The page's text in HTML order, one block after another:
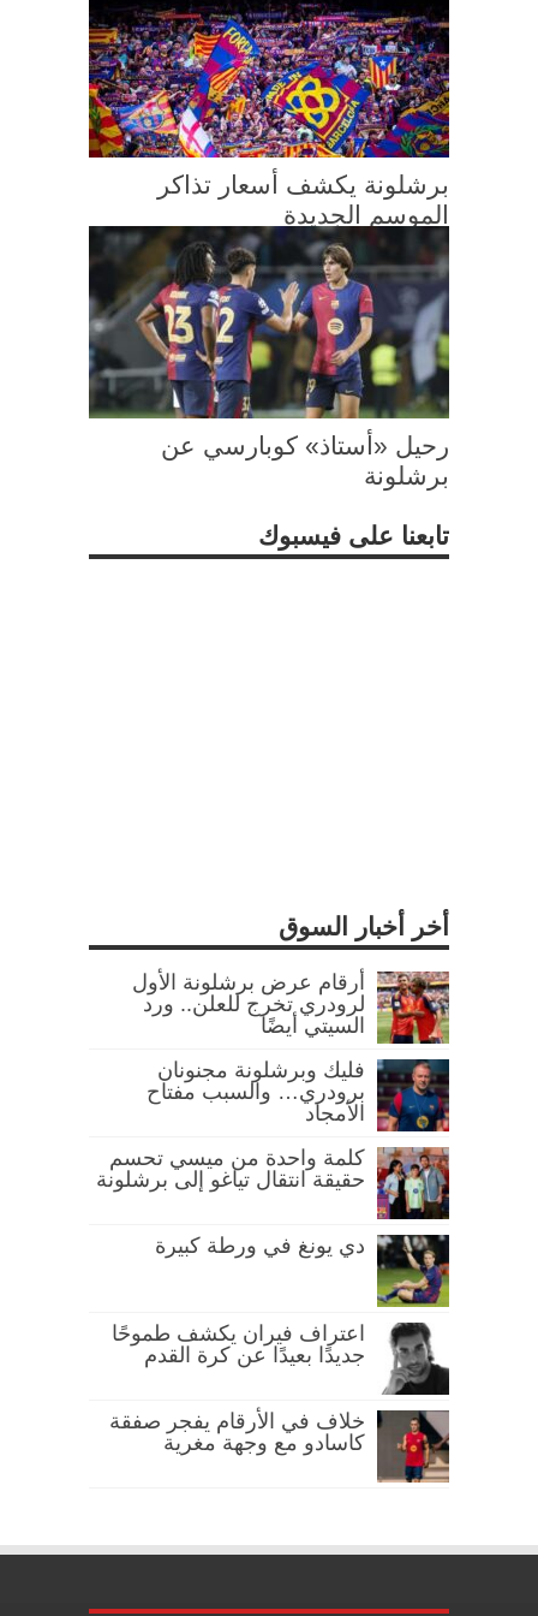
برشلونة يكشف أسعار تذاكر
الموسم الجديدة
رحيل «أستاذ» كوبارسي عن
برشلونة
تابعنا على فيسبوك
أخر أخبار السوق
أرقام عرض برشلونة الأول
لرودري تخرج للعلن.. ورد
السيتي أيضًا
فليك وبرشلونة مجنونان
برودري… والسبب مفتاح
الأمجاد
كلمة واحدة من ميسي تحسم
حقيقة انتقال تياغو إلى برشلونة
دي يونغ في ورطة كبيرة
اعتراف فيران يكشف طموحًا
جديدًا بعيدًا عن كرة القدم
خلاف في الأرقام يفجر صفقة
كاسادو مع وجهة مغرية